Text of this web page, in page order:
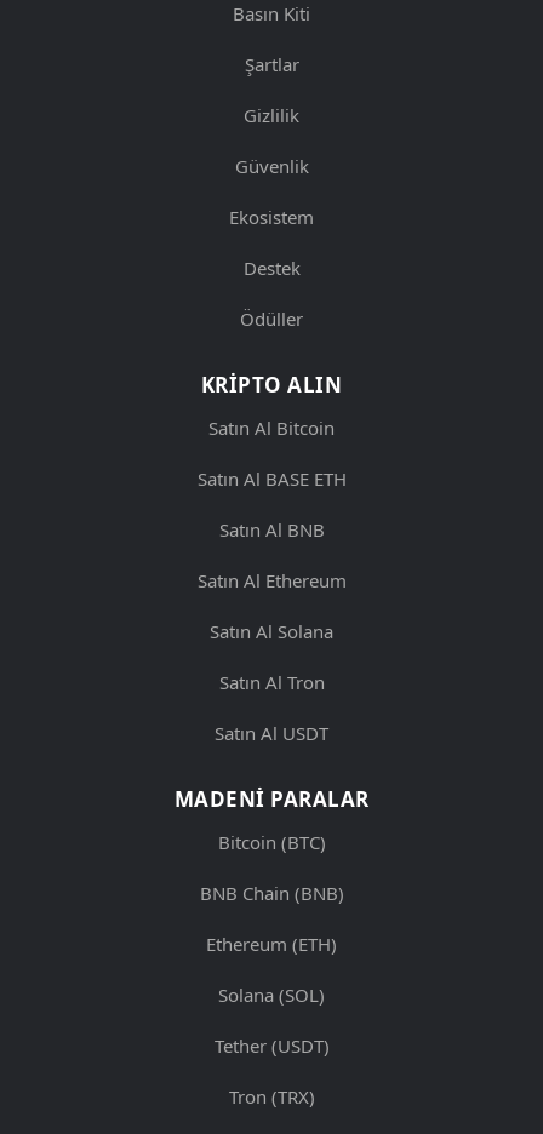
Basın Kiti
Şartlar
Gizlilik
Güvenlik
Ekosistem
Destek
Ödüller
KRIPTO ALIN
Satın Al Bitcoin
Satın Al BASE ETH
Satın Al BNB
Satın Al Ethereum
Satın Al Solana
Satın Al Tron
Satın Al USDT
MADENI PARALAR
Bitcoin (BTC)
BNB Chain (BNB)
Ethereum (ETH)
Solana (SOL)
Tether (USDT)
Tron (TRX)